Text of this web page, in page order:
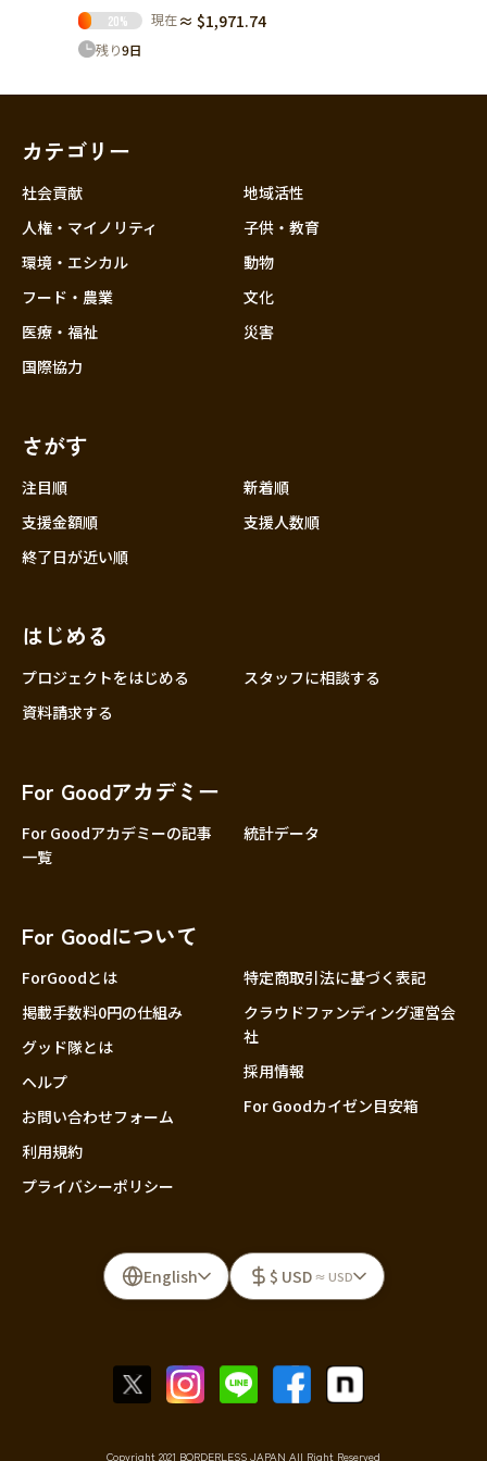
20% 現在 ≈ $1,971.74
残り9日
カテゴリー
社会貢献
人権・マイノリティ
環境・エシカル
フード・農業
医療・福祉
国際協力
地域活性
子供・教育
動物
文化
災害
さがす
注目順
新着順
支援金額順
支援人数順
終了日が近い順
はじめる
プロジェクトをはじめる
スタッフに相談する
資料請求する
For Goodアカデミー
For Goodアカデミーの記事
一覧
統計データ
For Goodについて
ForGoodとは
掲載手数料0円の仕組み
グッド隊とは
ヘルプ
お問い合わせフォーム
利用規約
プライバシーポリシー
特定商取引法に基づく表記
クラウドファンディング運営会
社
採用情報
For Goodカイゼン目安箱
English $ USD ≈ USD
Copyright 2021 BORDERLESS JAPAN All Right Reserved